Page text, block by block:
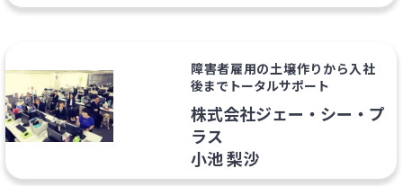
障害者雇用の土壌作りから入社
後までトータルサポート
株式会社ジェー・シー・プ
ラス
小池 梨沙